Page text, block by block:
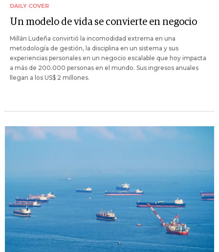
DAILY COVER
Un modelo de vida se convierte en negocio
Millán Ludeña convirtió la incomodidad extrema en una
metodología de gestión, la disciplina en un sistema y sus
experiencias personales en un negocio escalable que hoy impacta
a más de 200.000 personas en el mundo. Sus ingresos anuales
llegan a los US$ 2 millones.